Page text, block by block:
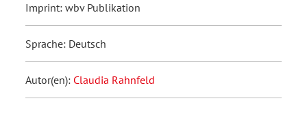
Imprint: wbv Publikation
Sprache: Deutsch
Autor(en): Claudia Rahnfeld